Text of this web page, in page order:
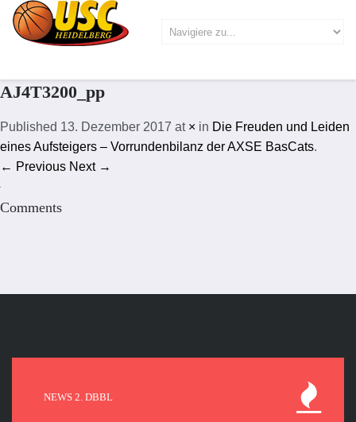
AJ4T3200_pp
Published 13. Dezember 2017 at × in Die Freuden und Leiden
eines Aufsteigers – Vorrundenbilanz der AXSE BasCats.
← Previous Next →
Comments
NEWS 2. DBBL